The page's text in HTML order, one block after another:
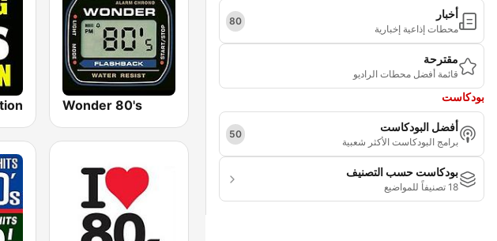
أخبار
محطات إذاعية إخبارية
80
مقترحة
قائمة أفضل محطات الراديو
بودكاست
أفضل البودكاست
برامج البودكاست الأكثر شعبية
50
بودكاست حسب التصنيف
18 تصنيفاً للمواضيع
Wonder 80's